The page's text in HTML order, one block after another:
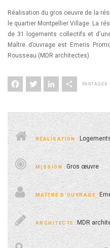
Réalisation du gros oeuvre de la
le quartier Montpellier Village. La
de 31 logements collectifs et
Maître d’ouvrage est Emeris
Rousseau (MDR architectes).
Facebook
Twitter LinkedInShare
Gros œuvre
MDR